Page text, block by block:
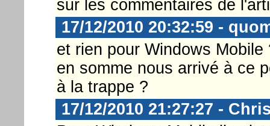
sur les commentaires de
17/12/2010 20:32:59 -
et rien pour Windows Mobile
en somme nous arrivé à ce
à la trappe ?
17/12/2010 21:27:27 -